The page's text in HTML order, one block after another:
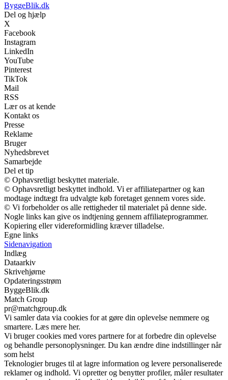
ByggeBlik.dk
Del og hjælp
X
Facebook
Instagram
LinkedIn
YouTube
Pinterest
TikTok
Mail
RSS
Lær os at kende
Kontakt os
Presse
Reklame
Bruger
Nyhedsbrevet
Samarbejde
Del et tip
© Ophavsretligt beskyttet materiale.
© Ophavsretligt beskyttet indhold. Vi er affiliatepartner og kan
modtage indtægt fra udvalgte køb foretaget gennem vores side.
© Vi forbeholder os alle rettigheder til materialet på denne side.
Nogle links kan give os indtjening gennem affiliateprogrammer.
Kopiering eller videreformidling kræver tilladelse.
Egne links
Sidenavigation
Indlæg
Dataarkiv
Skrivehjørne
Opdateringsstrøm
ByggeBlik.dk
Match Group
pr@matchgroup.dk
Vi samler data via cookies for at gøre din oplevelse nemmere og
smartere. Læs mere her.
Vi bruger cookies med vores partnere for at forbedre din oplevelse
og behandle personoplysninger. Du kan ændre dine indstillinger når
som helst
Teknologier bruges til at lagre information og levere personaliserede
reklamer og indhold. Vi opretter og benytter profiler, måler resultater